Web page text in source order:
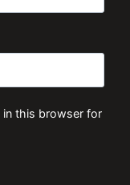
in this browser for